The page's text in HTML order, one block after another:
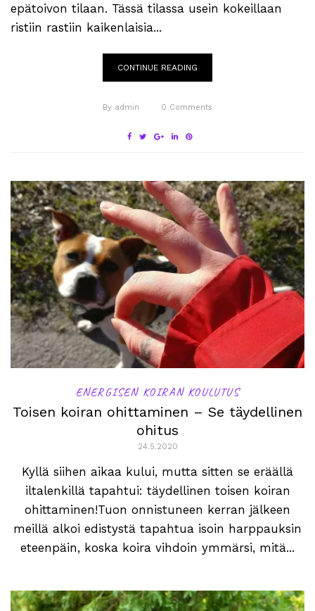
epätoivon tilaan. Tässä tilassa usein kokeillaan
ristiin rastiin kaikenlaisia...
CONTINUE READING
By admin 0 Comments
ENERGISEN KOIRAN KOULUTUS
Toisen koiran ohittaminen – Se täydellinen
ohitus
24.5.2020
Kyllä siihen aikaa kului, mutta sitten se eräällä
iltalenkillä tapahtui: täydellinen toisen koiran
ohittaminen!Tuon onnistuneen kerran jälkeen
meillä alkoi edistystä tapahtua isoin harppauksin
eteenpäin, koska koira vihdoin ymmärsi, mitä...